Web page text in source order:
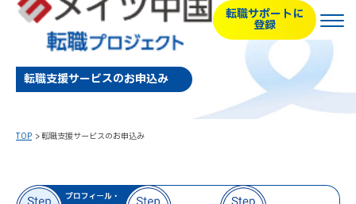
転職サポートに
登録
転職支援サービスのお申込み
TOP 転職支援サービスのお申込み